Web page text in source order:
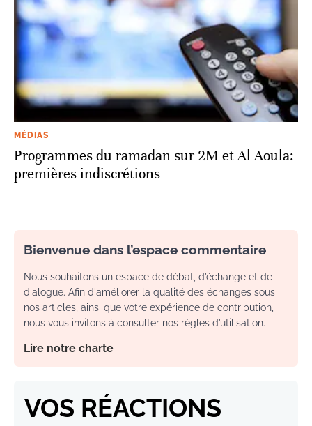
MÉDIAS
Programmes du ramadan sur 2M et Al Aoula:
premières indiscrétions
Bienvenue dans l’espace commentaire
Nous souhaitons un espace de débat, d’échange et de
dialogue. Afin d'améliorer la qualité des échanges sous
nos articles, ainsi que votre expérience de contribution,
nous vous invitons à consulter nos règles d’utilisation.
Lire notre charte
VOS RÉACTIONS